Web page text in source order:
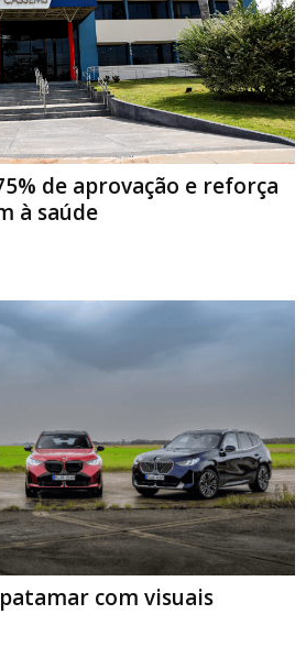
de aprovação e reforça
à saúde
com visuais